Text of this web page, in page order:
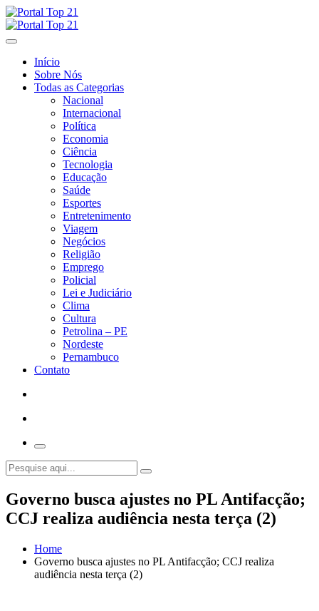
Skip
to
content
Início
Sobre Nós
Todas as Categorias
Nacional
Internacional
Política
Economia
Ciência
Tecnologia
Educação
Saúde
Esportes
Entretenimento
Viagem
Negócios
Religião
Emprego
Policial
Lei e Judiciário
Clima
Cultura
Petrolina – PE
Nordeste
Pernambuco
Contato
Governo busca ajustes no PL Antifacção;
CCJ realiza audiência nesta terça (2)
Home
Governo busca ajustes no PL Antifacção; CCJ realiza
audiência nesta terça (2)